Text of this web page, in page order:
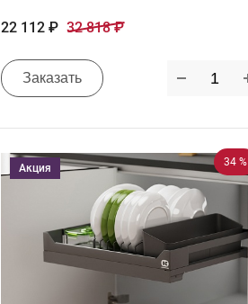
22 112 ₽ 32 818 ₽
Заказать
34 %
Акция